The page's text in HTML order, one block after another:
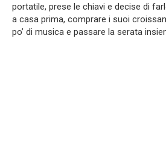
portatile, prese le chiavi e decise di
a casa prima, comprare i suoi
po’ di musica e passare la serata